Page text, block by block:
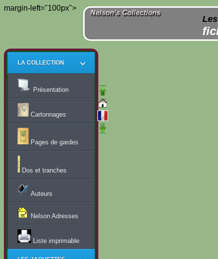
margin-left="100px">
LA COLLECTION
Présentation
Cartonnages
Pages de gardes
Dos et tranches
Auteurs
Nelson Adresses
Liste imprimable